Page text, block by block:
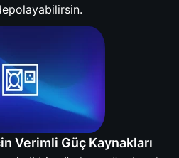
Verimli Güç Kaynakları